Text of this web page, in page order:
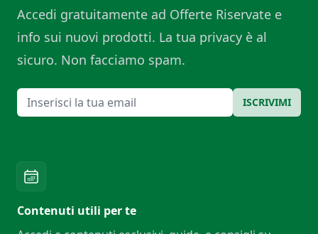
Accedi gratuitamente ad Offerte Riservate e
info sui nuovi prodotti. La tua privacy è al
sicuro. Non facciamo spam.
Email ISCRIVIMI
Contenuti utili per te